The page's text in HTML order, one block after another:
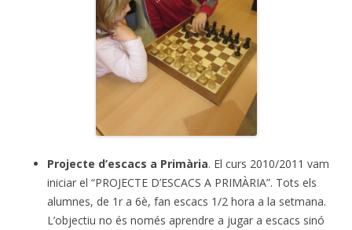
Projecte d’escacs a Primària. El curs 2010/2011 vam
iniciar el “PROJECTE D’ESCACS A PRIMÀRIA”. Tots els
alumnes, de 1r a 6è, fan escacs 1/2 hora a la setmana.
L’objectiu no és només aprendre a jugar a escacs sinó